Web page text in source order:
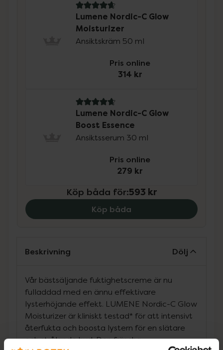
4.8 av 5 i omdöme
Lumene Nordic-C Glow
Moisturizer
Ansiktskräm 50 ml
Pris online
314 kr
4.7 av 5 i omdöme
Lumene Nordic-C Glow
Boost Essence
Ansiktsserum 30 ml
Pris online
279 kr
Köp båda för:593 kr
Köp båda
Beskrivning Dölj
Vår bästsäljande fuktighetscreme är nu
fulladdad med en ännu effektivare
lysterhöjande effekt. LUMENE Nordic-C Glow
Moisturizer är kliniskt testad* för att intensivt
återfukta och boosta lystern för en slätare
och strålande hud. Den fräscha,